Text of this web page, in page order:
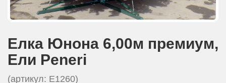
Елка Юнона 6,00м премиум,
Eли Peneri
(артикул: E1260)
ВАКАНСИИ